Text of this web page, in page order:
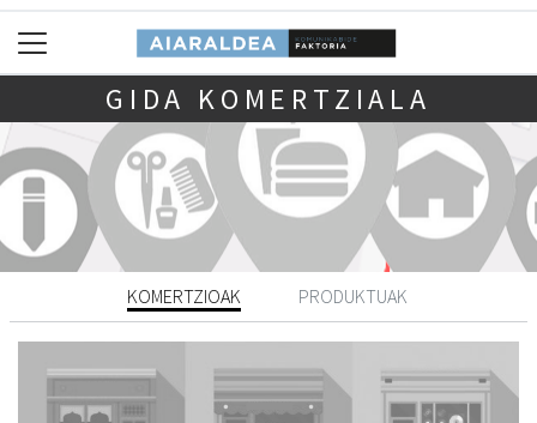
GIDA KOMERTZIALA
KOMERTZIOAK PRODUKTUAK